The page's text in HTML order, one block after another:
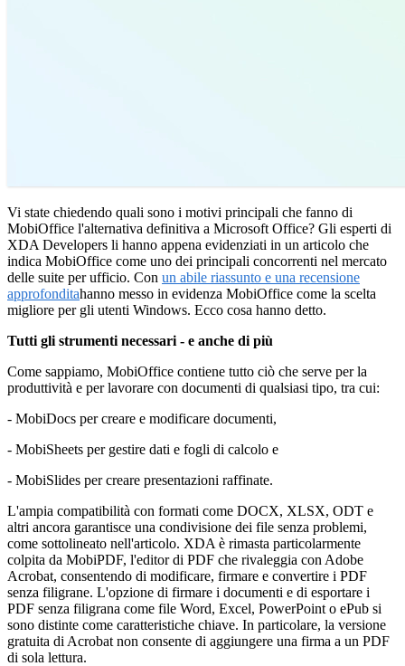
Vi state chiedendo quali sono i motivi principali che fanno di
MobiOffice l'alternativa definitiva a Microsoft Office? Gli esperti di
XDA Developers li hanno appena evidenziati in un articolo che
indica MobiOffice come uno dei principali concorrenti nel mercato
delle suite per ufficio. Con un abile riassunto e una recensione
approfonditahanno messo in evidenza MobiOffice come la scelta
migliore per gli utenti Windows. Ecco cosa hanno detto.
Tutti gli strumenti necessari - e anche di più
Come sappiamo, MobiOffice contiene tutto ciò che serve per la
produttività e per lavorare con documenti di qualsiasi tipo, tra cui:
- MobiDocs per creare e modificare documenti,
- MobiSheets per gestire dati e fogli di calcolo e
- MobiSlides per creare presentazioni raffinate.
L'ampia compatibilità con formati come DOCX, XLSX, ODT e
altri ancora garantisce una condivisione dei file senza problemi,
come sottolineato nell'articolo. XDA è rimasta particolarmente
colpita da MobiPDF, l'editor di PDF che rivaleggia con Adobe
Acrobat, consentendo di modificare, firmare e convertire i PDF
senza filigrane. L'opzione di firmare i documenti e di esportare i
PDF senza filigrana come file Word, Excel, PowerPoint o ePub si
sono distinte come caratteristiche chiave. In particolare, la versione
gratuita di Acrobat non consente di aggiungere una firma a un PDF
di sola lettura.